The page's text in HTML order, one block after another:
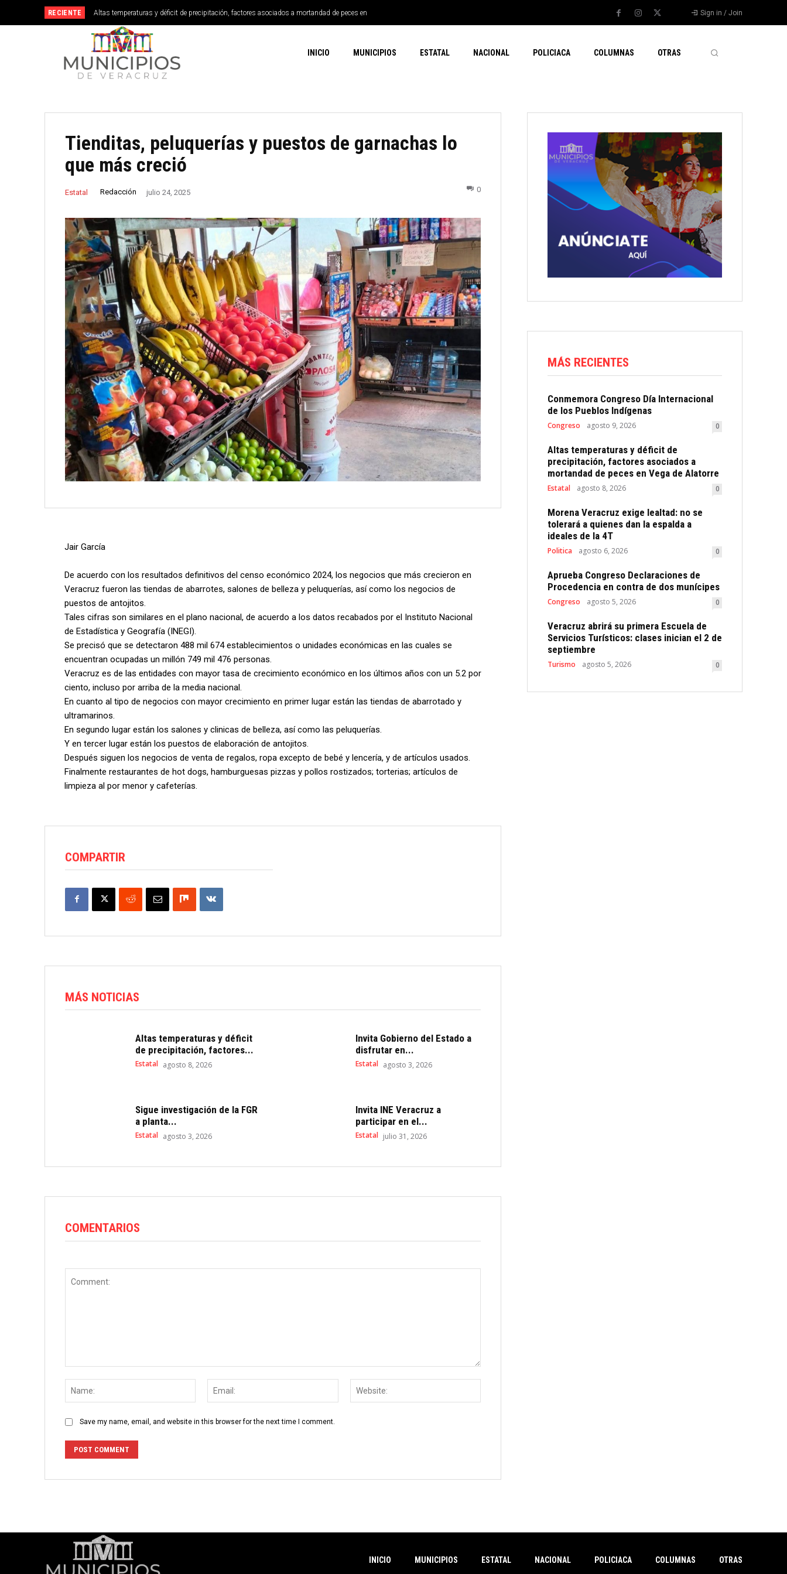
RECIENTE
Altas temperaturas y déficit de precipitación, factores asociados a mortandad de peces en
Vega de Alatorre
Sign in / Join
INICIO MUNICIPIOS ESTATAL NACIONAL POLICIACA COLUMNAS OTRAS
Tienditas, peluquerías y puestos de garnachas lo
que más creció
Estatal Redacción julio 24, 2025 0
Jair García
De acuerdo con los resultados definitivos del censo económico 2024, los negocios que más crecieron en
Veracruz fueron las tiendas de abarrotes, salones de belleza y peluquerías, así como los negocios de
puestos de antojitos.
Tales cifras son similares en el plano nacional, de acuerdo a los datos recabados por el Instituto Nacional
de Estadística y Geografía (INEGI).
Se precisó que se detectaron 488 mil 674 establecimientos o unidades económicas en las cuales se
encuentran ocupadas un millón 749 mil 476 personas.
Veracruz es de las entidades con mayor tasa de crecimiento económico en los últimos años con un 5.2 por
ciento, incluso por arriba de la media nacional.
En cuanto al tipo de negocios con mayor crecimiento en primer lugar están las tiendas de abarrotado y
ultramarinos.
En segundo lugar están los salones y clinicas de belleza, así como las peluquerías.
Y en tercer lugar están los puestos de elaboración de antojitos.
Después siguen los negocios de venta de regalos, ropa excepto de bebé y lencería, y de artículos usados.
Finalmente restaurantes de hot dogs, hamburguesas pizzas y pollos rostizados; torterias; artículos de
limpieza al por menor y cafeterías.
COMPARTIR
MÁS NOTICIAS
Altas temperaturas y déficit
de precipitación, factores...
Estatal agosto 8, 2026
Invita Gobierno del Estado a
disfrutar en...
Estatal agosto 3, 2026
Sigue investigación de la FGR
a planta...
Estatal agosto 3, 2026
Invita INE Veracruz a
participar en el...
Estatal julio 31, 2026
COMENTARIOS
Save my name, email, and website in this browser for the next time I comment.
MÁS RECIENTES
Conmemora Congreso Día Internacional
de los Pueblos Indígenas
Congreso agosto 9, 2026 0
Altas temperaturas y déficit de
precipitación, factores asociados a
mortandad de peces en Vega de Alatorre
Estatal agosto 8, 2026 0
Morena Veracruz exige lealtad: no se
tolerará a quienes dan la espalda a
ideales de la 4T
Politica agosto 6, 2026 0
Aprueba Congreso Declaraciones de
Procedencia en contra de dos munícipes
Congreso agosto 5, 2026 0
Veracruz abrirá su primera Escuela de
Servicios Turísticos: clases inician el 2 de
septiembre
Turismo agosto 5, 2026 0
INICIO MUNICIPIOS ESTATAL NACIONAL POLICIACA COLUMNAS OTRAS